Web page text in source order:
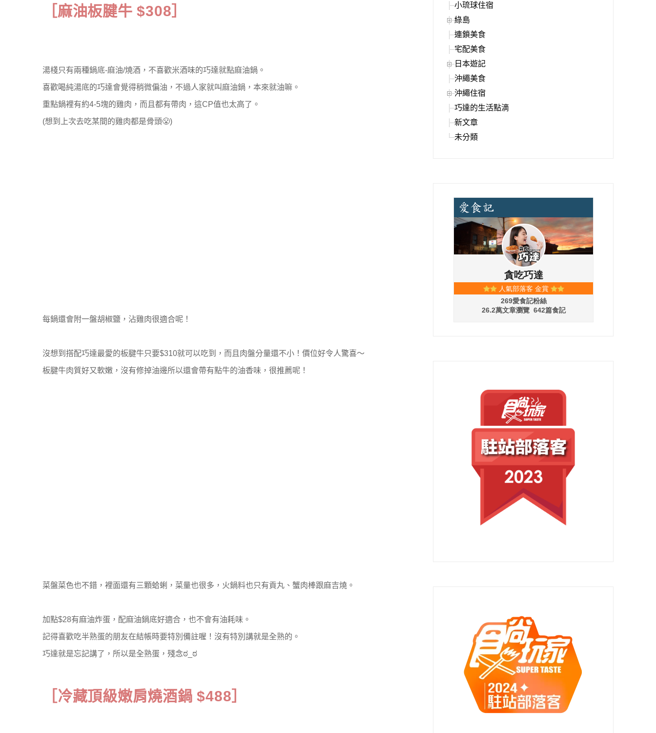
［麻油板腱牛 $308］
湯棧只有兩種鍋底-麻油/燒酒，不喜歡米酒味的巧達就點麻油鍋。
喜歡喝純湯底的巧達會覺得稍微偏油，不過人家就叫麻油鍋，本來就油嘛。
重點鍋裡有約4-5塊的雞肉，而且都有帶肉，這CP值也太高了。
(想到上次去吃某間的雞肉都是骨頭😤)
每鍋還會附一盤胡椒鹽，沾雞肉很適合呢！
沒想到搭配巧達最愛的板腱牛只要$310就可以吃到，而且肉盤分量還不小！價位好令人驚喜～
板腱牛肉質好又軟嫩，沒有修掉油邊所以還會帶有點牛的油香味，很推薦呢！
菜盤菜色也不錯，裡面還有三顆蛤蜊，菜量也很多，火鍋料也只有貢丸、蟹肉棒跟麻吉燒。
加點$28有麻油炸蛋，配麻油鍋底好適合，也不會有油耗味。
記得喜歡吃半熟蛋的朋友在結帳時要特別備註喔！沒有特別講就是全熟的。
巧達就是忘記講了，所以是全熟蛋，殘念ಠ_ಠ
［冷藏頂級嫩肩燒酒鍋 $488］
小琉球住宿
綠島
連鎖美食
宅配美食
日本遊記
沖繩美食
沖繩住宿
巧達的生活點滴
新文章
未分類